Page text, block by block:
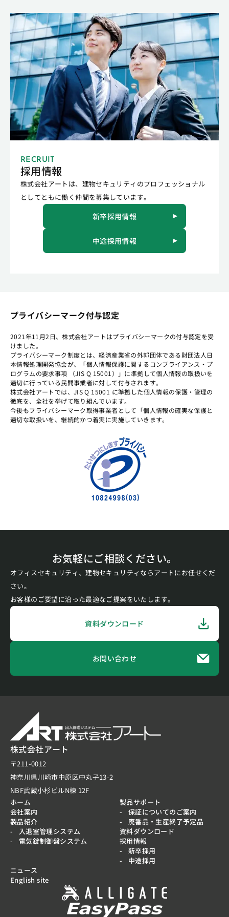
RECRUIT
採用情報
株式会社アートは、建物セキュリティのプロフェッショナル
としてともに働く仲間を募集しています。
新卒採用情報
中途採用情報
プライバシーマーク付与認定
2021年11月2日、株式会社アートはプライバシーマークの付与認定を受
けました。
プライバシーマーク制度とは、経済産業省の外郭団体である財団法人日
本情報処理開発協会が、「個人情報保護に関するコンプライアンス・プ
ログラムの要求事項 （JIS Q 15001）」に準拠して個人情報の取扱いを
適切に行っている民間事業者に対して付与されます。
株式会社アートでは、JIS Q 15001 に準拠した個人情報の保護・管理の
徹底を、全社を挙げて取り組んでいます。
今後もプライバシーマーク取得事業者として「個人情報の確実な保護と
適切な取扱いを、継続的かつ着実に実施していきます。
お気軽にご相談ください。
オフィスセキュリティ、建物セキュリティならアートにお任せくだ
さい。
お客様のご要望に沿った最適なご提案をいたします。
資料ダウンロード
お問い合わせ
株式会社アート
〒211-0012
神奈川県川崎市中原区中丸子13-2
NBF武蔵小杉ビルN棟 12F
ホーム
会社案内
製品紹介
入退室管理システム
電気錠制御盤システム
製品サポート
保証についてのご案内
廃番品・生産終了予定品
資料ダウンロード
採用情報
新卒採用
中途採用
ニュース
English site